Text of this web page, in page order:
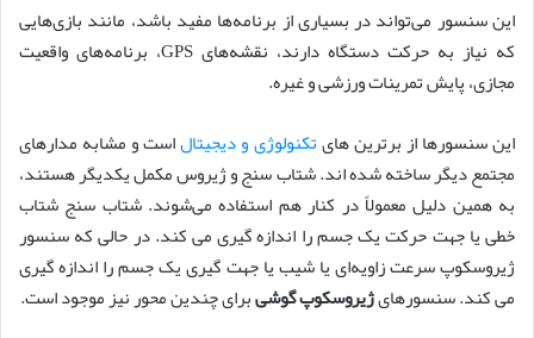
این سنسور می‌تواند در بسیاری از برنامه‌ها مفید باشد، مانند بازی‌هایی
که نیاز به حرکت دستگاه دارند، نقشه‌های GPS، برنامه‌های واقعیت
مجازی، پایش تمرینات ورزشی و غیره.
این سنسورها از برترین هایتکنولوژی و دیجیتالاست و مشابه مدارهای
مجتمع دیگر ساخته شده اند. شتاب سنج و ژیروس مکمل یکدیگر هستند،
به همین دلیل معمولاً در کنار هم استفاده می‌شوند. شتاب سنج شتاب
خطی یا جهت حرکت یک جسم را اندازه گیری می کند. در حالی که سنسور
ژیروسکوپ سرعت زاویه‌ای یا شیب یا جهت گیری یک جسم را اندازه گیری
می کند. سنسورهایژیروسکوپ گوشیبرای چندین محور نیز موجود است.